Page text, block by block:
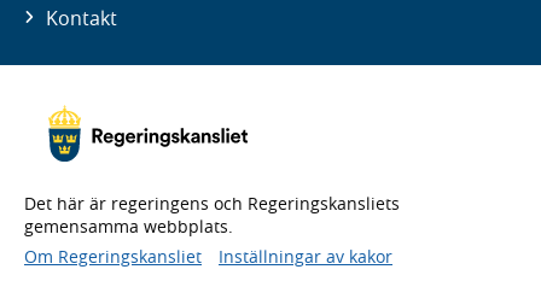
Kontakt
Det här är regeringens och Regeringskansliets
gemensamma webbplats.
Om Regeringskansliet
Inställningar av kakor